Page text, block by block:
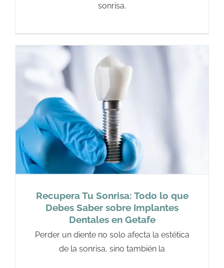
sonrisa.
Recupera Tu Sonrisa: Todo lo que
Debes Saber sobre Implantes
Dentales en Getafe
Perder un diente no solo afecta la estética
de la sonrisa, sino también la